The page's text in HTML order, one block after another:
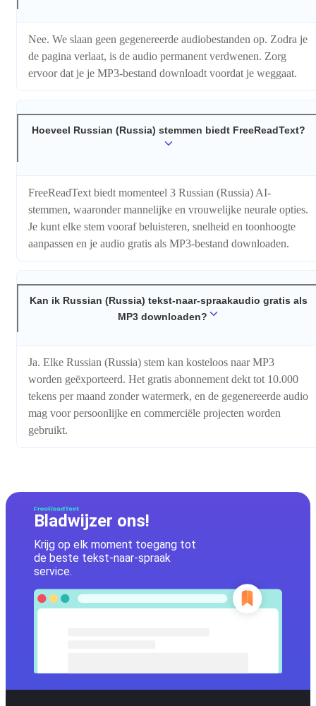
Nee. We slaan geen gegenereerde audiobestanden op. Zodra je
de pagina verlaat, is de audio permanent verdwenen. Zorg
ervoor dat je je MP3-bestand downloadt voordat je weggaat.
Hoeveel Russian (Russia) stemmen biedt FreeReadText?
FreeReadText biedt momenteel 3 Russian (Russia) AI-
stemmen, waaronder mannelijke en vrouwelijke neurale opties.
Je kunt elke stem vooraf beluisteren, snelheid en toonhoogte
aanpassen en je audio gratis als MP3-bestand downloaden.
Kan ik Russian (Russia) tekst-naar-spraakaudio gratis als
MP3 downloaden?
Ja. Elke Russian (Russia) stem kan kosteloos naar MP3
worden geëxporteerd. Het gratis abonnement dekt tot 10.000
tekens per maand zonder watermerk, en de gegenereerde audio
mag voor persoonlijke en commerciële projecten worden
gebruikt.
Bladwijzer ons!
Krijg op elk moment toegang tot
de beste tekst-naar-spraak
service.